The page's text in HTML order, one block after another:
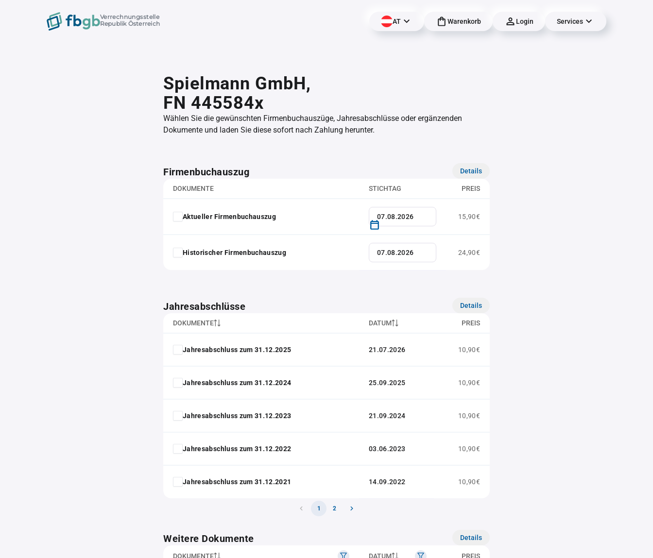
Verrechnungsstelle
Republik Österreich
AT Warenkorb Login Services
Spielmann GmbH,
FN 445584x
Wählen Sie die gewünschten Firmenbuchauszüge, Jahresabschlüsse oder ergänzenden
Dokumente und laden Sie diese sofort nach Zahlung herunter.
Firmenbuchauszug Details
DOKUMENTE STICHTAG PREIS
Aktueller Firmenbuchauszug 15,90€
Historischer Firmenbuchauszug 24,90€
Jahresabschlüsse Details
DOKUMENTE DATUM PREIS
Jahresabschluss zum 31.12.2025 21.07.2026 10,90€
Jahresabschluss zum 31.12.2024 25.09.2025 10,90€
Jahresabschluss zum 31.12.2023 21.09.2024 10,90€
Jahresabschluss zum 31.12.2022 03.06.2023 10,90€
Jahresabschluss zum 31.12.2021 14.09.2022 10,90€
1 2
Weitere Dokumente Details
DOKUMENTE DATUM PREIS